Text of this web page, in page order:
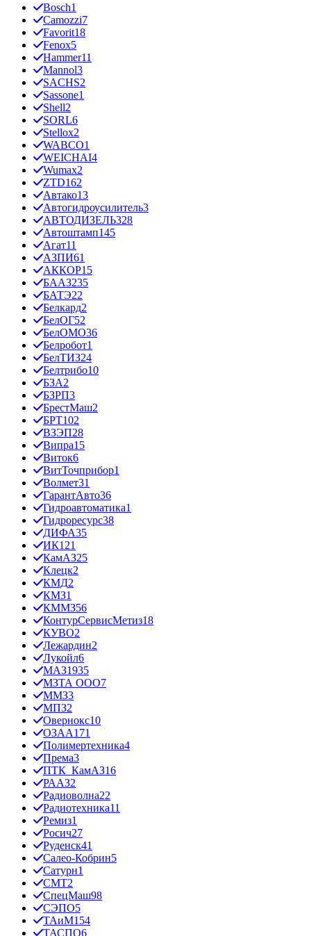
Bosch1
Camozzi7
Favorit18
Fenox5
Hammer11
Mannol3
SACHS2
Sassone1
Shell2
SORL6
Stellox2
WABCO1
WEICHAI4
Wumax2
ZTD162
Автако13
Автогидроусилитель3
АВТОДИЗЕЛЬ328
Автоштамп145
Агат11
АЗПИ61
АККОР15
БААЗ235
БАТЭ22
Белкард2
БелОГ52
БелОМО36
Белробот1
БелТИЗ24
Белтрибо10
БЗА2
БЗРП3
БрестМаш2
БРТ102
ВЗЭП28
Випра15
Виток6
ВитТочприбор1
Волмет31
ГарантАвто36
Гидроавтоматика1
Гидроресурс38
ДИФА35
ИК121
КамАЗ25
Клецк2
КМД2
КМЗ1
КММЗ56
КонтурСервисМетиз18
КУВО2
Лежардин2
Лукойл6
МАЗ1935
МЗТА ООО7
ММЗ3
МПЗ2
Овернокс10
ОЗАА171
Полимертехника4
Према3
ПТК_КамАЗ16
РААЗ2
Радиоволна22
Радиотехника11
Ремиз1
Росич27
Руденск41
Салео-Кобрин5
Сатурн1
СМТ2
СпецМаш98
СЭПО5
ТАиМ154
ТАСПО6